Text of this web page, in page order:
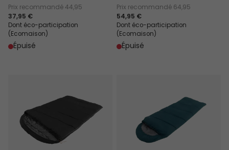
Prix recommandé44,95
37,95 €
Dont éco-participation
(Ecomaison)
Épuisé
Prix recommandé 64,95
54,95 €
Dont éco-participation
(Ecomaison)
Épuisé